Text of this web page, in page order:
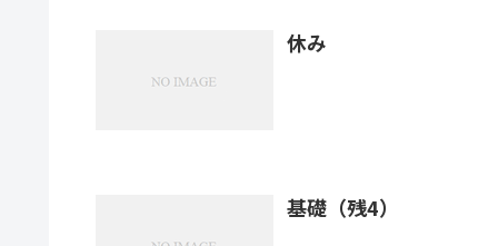
休み
基礎（残4）